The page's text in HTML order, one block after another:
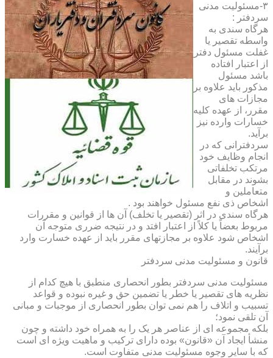
۳-مسئولیت مدنی
سردفتر :
هرگاه سندی به
واسطه تقصیر یا
غفلت مسئول دفتر
از اعتبار افتاده
باشد مسئول
مذکور باید علاوه بر
مجازات های
مقرر، از عهده کلیه
خسارات وارده نیز
برآید.
سردفترانی که در
انجام وظایف خود
مرتکب تخلفاتی
بشوند در مقابل
متعاملین و
اشخاص ذی نفع مسئول خواهند بود .
هرگاه سندی در اثر (تقصیر یا تخلف) آن ها از قوانین و مقررات
مربوط بعضاً یا کلاً از اعتبار افتد و در نتیجه ضرری متوجه آن
اشخاص شود علاوه بر مجازتهای مقرر باید از عهده خسارت وارد
برآیند.
قانون و مسئولیت مدنی سردفتر
مسئولیت مدنی سردفتر بطور انحصاری منطبق با هیچ کدام از
نظریه های تقصیر یا خطر یا تضمین حق و غیره نبوده و قواعد
تسبیب و اتلاف را هم نمی توان بطور انحصاری از موجبات و مبانی
آن تلقی نمود؛
بلکه مجموعه ای از عناصر هر یک را به همراه خود داشته و چون
منشأ ایجاد آن «قانون» بوده دارای ترکیب و ماهیت ویژه ای است
که با سایر وجوه مسئولیت مدنی متفاوت است.